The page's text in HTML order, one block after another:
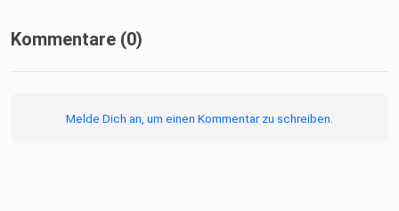
Kommentare (0)
Melde Dich an, um einen Kommentar zu schreiben.